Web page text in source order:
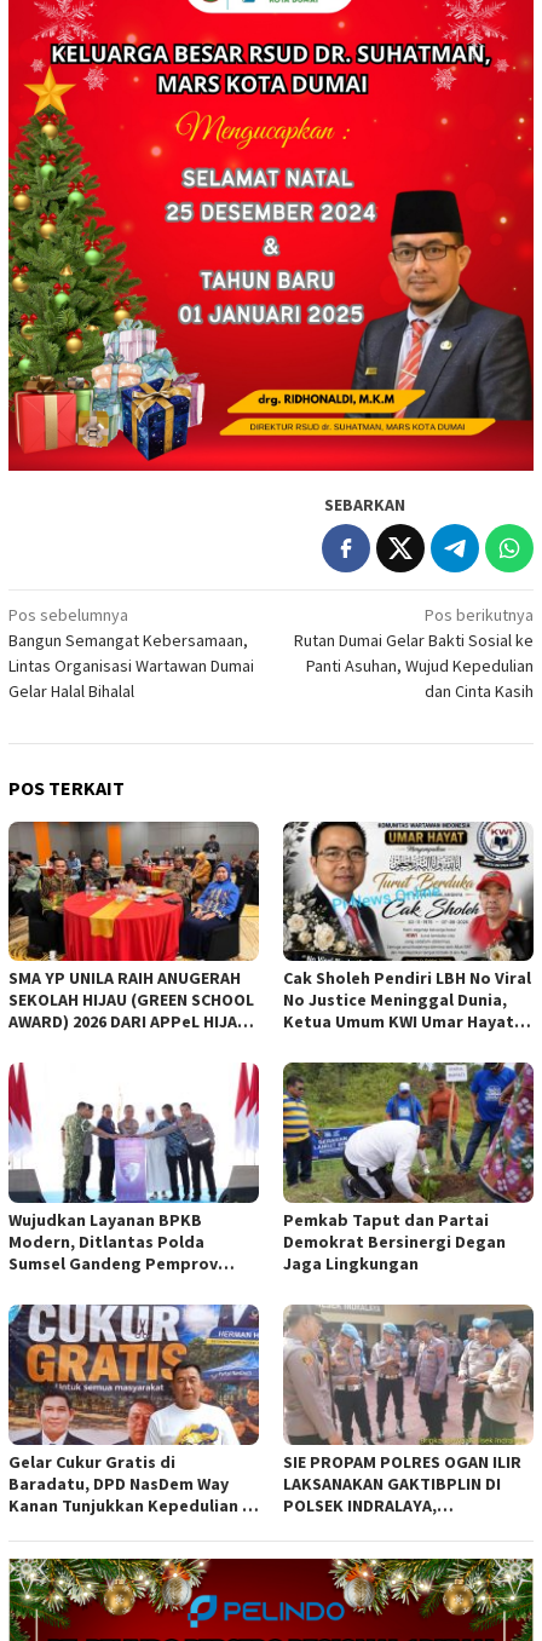
SEBARKAN
Navigasi
pos
Pos sebelumnya
Bangun Semangat Kebersamaan,
Lintas Organisasi Wartawan Dumai
Gelar Halal Bihalal
Pos berikutnya
Rutan Dumai Gelar Bakti Sosial ke
Panti Asuhan, Wujud Kepedulian
dan Cinta Kasih
POS TERKAIT
SMA YP UNILA RAIH ANUGERAH
SEKOLAH HIJAU (GREEN SCHOOL
AWARD) 2026 DARI APPeL HIJAU
Cak Sholeh Pendiri LBH No Viral
No Justice Meninggal Dunia,
Ketua Umum KWI Umar Hayat
Wujudkan Layanan BPKB
Modern, Ditlantas Polda
Sumsel Gandeng Pemprov
Pemkab Taput dan Partai
Demokrat Bersinergi Degan
Jaga Lingkungan
Gelar Cukur Gratis di
Baradatu, DPD NasDem Way
Kanan Tunjukkan Kepedulian di
SIE PROPAM POLRES OGAN ILIR
LAKSANAKAN GAKTIBPLIN DI
POLSEK INDRALAYA,
PERSONEL POLRI*